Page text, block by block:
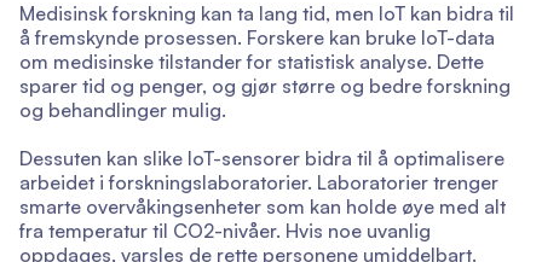
Medisinsk forskning kan ta lang tid, men IoT kan bidra til
å fremskynde prosessen. Forskere kan bruke IoT-data
om medisinske tilstander for statistisk analyse. Dette
sparer tid og penger, og gjør større og bedre forskning
og behandlinger mulig.
Dessuten kan slike IoT-sensorer bidra til å optimalisere
arbeidet i forskningslaboratorier. Laboratorier trenger
smarte overvåkingsenheter som kan holde øye med alt
fra temperatur til CO2-nivåer. Hvis noe uvanlig
oppdages, varsles de rette personene umiddelbart.